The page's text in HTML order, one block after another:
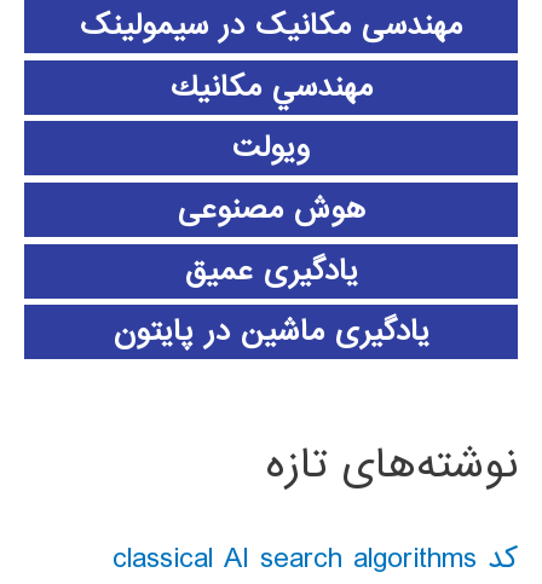
مهندسی مکانیک در سیمولینک
مهندسي مكانيك
ویولت
هوش مصنوعی
یادگیری عمیق
یادگیری ماشین در پایتون
نوشته‌های تازه
کد classical AI search algorithms